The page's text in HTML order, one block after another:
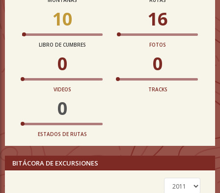
10
LIBRO DE CUMBRES
16
FOTOS
0
VIDEOS
0
TRACKS
0
ESTADOS DE RUTAS
BITÁCORA DE EXCURSIONES